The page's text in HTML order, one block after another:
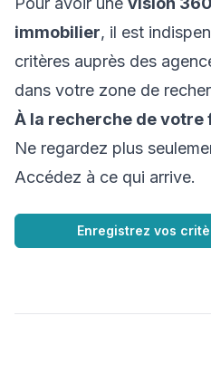
immobilier, il est
critères auprès des
dans votre zone de
À la recherche de votre
Ne regardez plus
Accédez à ce qui arrive.
Enregistrez vos